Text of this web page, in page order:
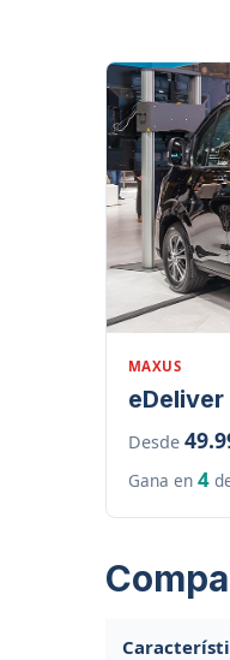
MAXUS
eDeliver
Desde
Gana en 4